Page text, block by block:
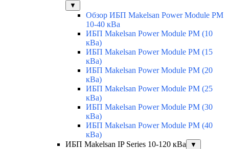
▼
Обзор ИБП Makelsan Power Module PM
10-40 кВа
ИБП Makelsan Power Module PM (10
кВа)
ИБП Makelsan Power Module PM (15
кВа)
ИБП Makelsan Power Module PM (20
кВа)
ИБП Makelsan Power Module PM (25
кВа)
ИБП Makelsan Power Module PM (30
кВа)
ИБП Makelsan Power Module PM (40
кВа)
ИБП Makelsan IP Series 10-120 кВа
▼